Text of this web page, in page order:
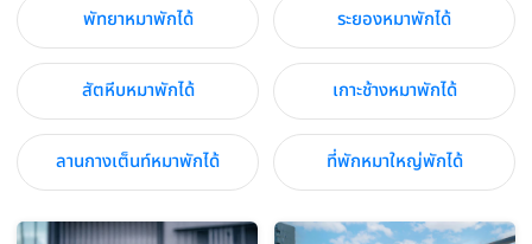
พัทยาหมาพักได้ ระยองหมาพักได้
สัตหีบหมาพักได้ เกาะช้างหมาพักได้
ลานกางเต็นท์หมาพักได้ ที่พักหมาใหญ่พักได้